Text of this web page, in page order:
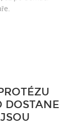
DOSTANE